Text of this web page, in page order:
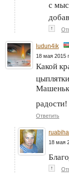
с
↑
ludun4ik
18 мая 2015
Какой
радости!
Ответить
18 мая
↑